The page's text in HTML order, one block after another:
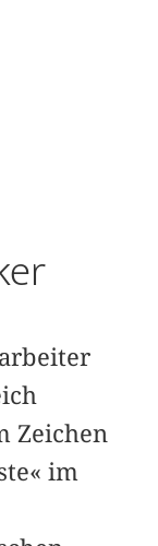
Zeichen
im